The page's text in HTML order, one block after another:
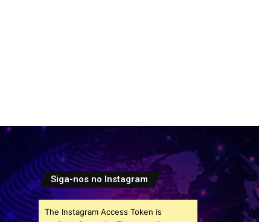
Siga-nos no Instagram
The Instagram Access Token is